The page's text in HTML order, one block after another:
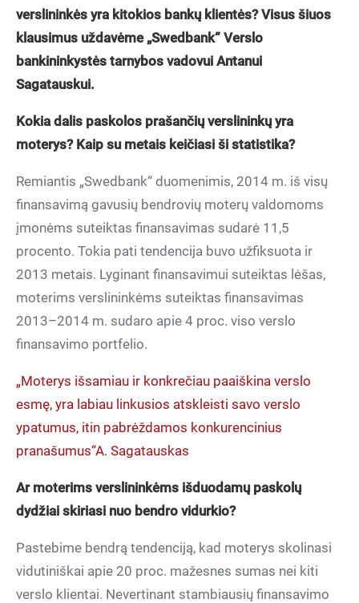
verslininkės yra kitokios bankų klientės? Visus šiuos
klausimus uždavėme „Swedbank“ Verslo
bankininkystės tarnybos vadovui Antanui
Sagatauskui.
Kokia dalis paskolos prašančių verslininkų yra
moterys? Kaip su metais keičiasi ši statistika?
Remiantis „Swedbank“ duomenimis, 2014 m. iš visų
finansavimą gavusių bendrovių moterų valdomoms
įmonėms suteiktas finansavimas sudarė 11,5
procento. Tokia pati tendencija buvo užfiksuota ir
2013 metais. Lyginant finansavimui suteiktas lėšas,
moterims verslininkėms suteiktas finansavimas
2013–2014 m. sudaro apie 4 proc. viso verslo
finansavimo portfelio.
„Moterys išsamiau ir konkrečiau paaiškina verslo
esmę, yra labiau linkusios atskleisti savo verslo
ypatumus, itin pabrėždamos konkurencinius
pranašumus“A. Sagatauskas
Ar moterims verslininkėms išduodamų paskolų
dydžiai skiriasi nuo bendro vidurkio?
Pastebime bendrą tendenciją, kad moterys skolinasi
vidutiniškai apie 20 proc. mažesnes sumas nei kiti
verslo klientai. Nevertinant stambiausių finansavimo